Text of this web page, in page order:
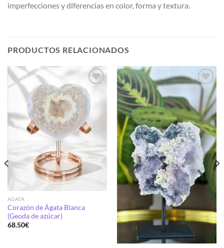
imperfecciones y diferencias en color, forma y textura.
PRODUCTOS RELACIONADOS
Añadir
deseos
ÁGATA
Corazón de Ágata Blanca
(Geoda de azúcar)
68.50€
Añadir
a la
lista de
deseos